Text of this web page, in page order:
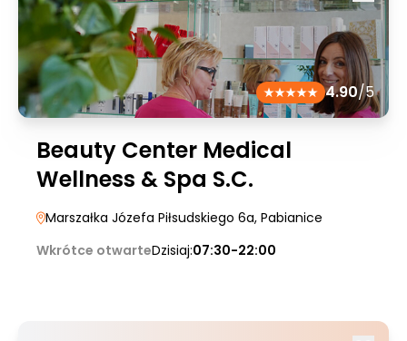
4.90/5
Beauty Center Medical
Wellness & Spa S.C.
Marszałka Józefa Piłsudskiego 6a, Pabianice
Wkrótce otwarteDzisiaj:07:30-22:00